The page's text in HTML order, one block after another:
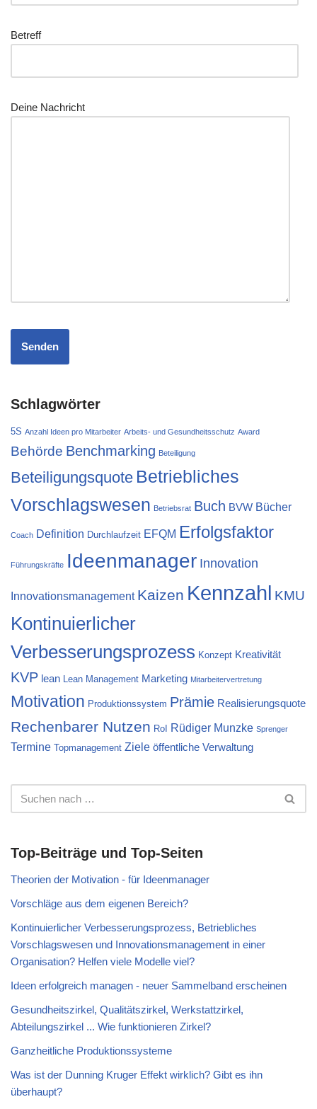
Betreff
Dei­ne Nachricht
Schlagwörter
5S Anzahl Ideen pro Mitarbeiter Arbeits- und Gesundheitsschutz Award
Behörde Benchmarking Beteiligung
Beteiligungsquote Betriebliches
Vorschlagswesen Betriebsrat Buch BVW Bücher
Coach Definition Durchlaufzeit EFQM Erfolgsfaktor
Führungskräfte Ideenmanager Innovation
Innovationsmanagement Kaizen Kennzahl KMU
Kontinuierlicher
Verbesserungsprozess Konzept Kreativität
KVP lean Lean Management Marketing Mitarbeitervertretung
Motivation Produktionssystem Prämie Realisierungsquote
Rechenbarer Nutzen RoI Rüdiger Munzke Sprenger
Termine Topmanagement Ziele öffentliche Verwaltung
Top-Beiträge und Top-Seiten
Theorien der Motivation - für Ideenmanager
Vorschläge aus dem eigenen Bereich?
Kontinuierlicher Verbesserungsprozess, Betriebliches
Vorschlagswesen und Innovationsmanagement in einer
Organisation? Helfen viele Modelle viel?
Ideen erfolgreich managen - neuer Sammelband erscheinen
Gesundheitszirkel, Qualitätszirkel, Werkstattzirkel,
Abteilungszirkel ... Wie funktionieren Zirkel?
Ganzheitliche Produktionssysteme
Was ist der Dunning Kruger Effekt wirklich? Gibt es ihn
überhaupt?